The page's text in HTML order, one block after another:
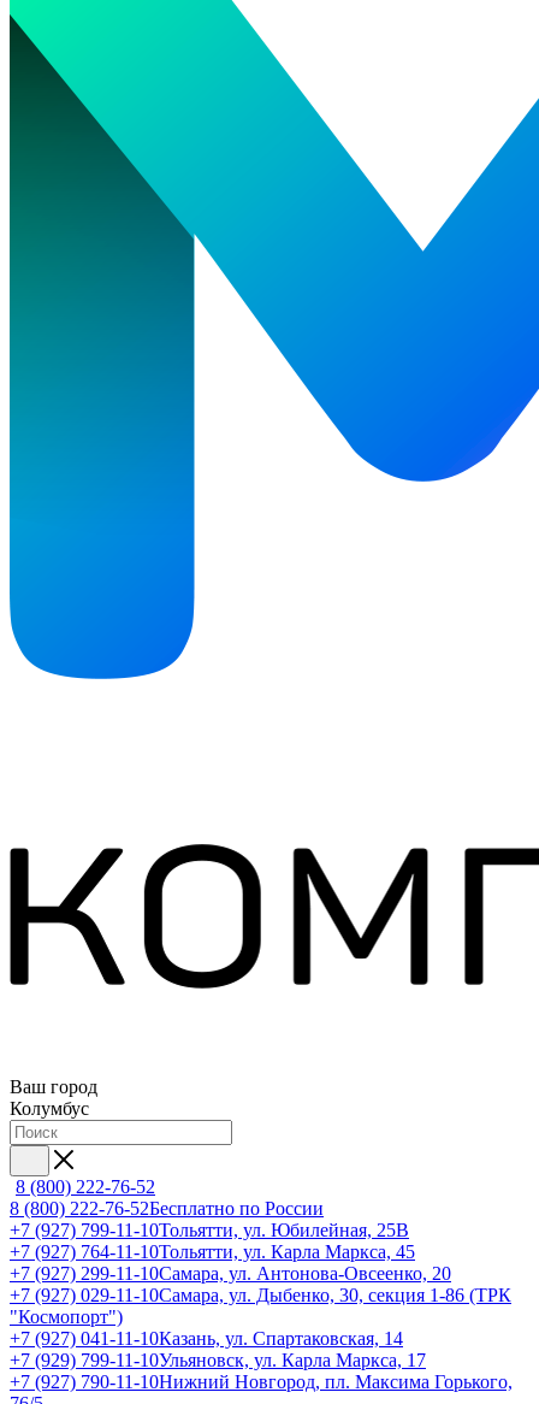
Ваш город
Колумбус
8 (800) 222-76-52
8 (800) 222-76-52Бесплатно по России
+7 (927) 799-11-10Тольятти, ул. Юбилейная, 25В
+7 (927) 764-11-10Тольятти, ул. Карла Маркса, 45
+7 (927) 299-11-10Самара, ул. Антонова-Овсеенко, 20
+7 (927) 029-11-10Самара, ул. Дыбенко, 30, секция 1-86 (ТРК
"Космопорт")
+7 (927) 041-11-10Казань, ул. Спартаковская, 14
+7 (929) 799-11-10Ульяновск, ул. Карла Маркса, 17
+7 (927) 790-11-10Нижний Новгород, пл. Максима Горького,